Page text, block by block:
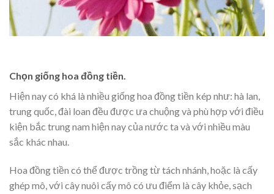
Chọn giống hoa đồng tiền.
Hiện nay có khá là nhiều giống hoa đồng tiền kép như: hà lan,
trung quốc, đài loan đều được ưa chuộng và phù hợp với điều
kiện bắc trung nam hiện nay của nước ta và với nhiều màu
sắc khác nhau.
Hoa đồng tiền có thể được trồng từ tách nhánh, hoặc là cấy
ghép mô, với cây nuôi cấy mô có ưu điểm là cây khỏe, sạch